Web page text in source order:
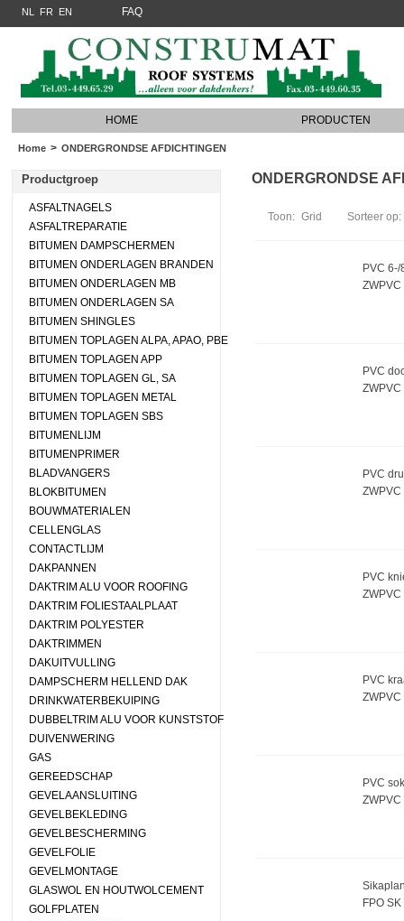
NL FR EN FAQ
HOME PRODUCTEN
Home > ONDERGRONDSE AFDICHTINGEN
Productgroep
ASFALTNAGELS
ASFALTREPARATIE
BITUMEN DAMPSCHERMEN
BITUMEN ONDERLAGEN BRANDEN
BITUMEN ONDERLAGEN MB
BITUMEN ONDERLAGEN SA
BITUMEN SHINGLES
BITUMEN TOPLAGEN ALPA, APAO, PBE
BITUMEN TOPLAGEN APP
BITUMEN TOPLAGEN GL, SA
BITUMEN TOPLAGEN METAL
BITUMEN TOPLAGEN SBS
BITUMENLIJM
BITUMENPRIMER
BLADVANGERS
BLOKBITUMEN
BOUWMATERIALEN
CELLENGLAS
CONTACTLIJM
DAKPANNEN
DAKTRIM ALU VOOR ROOFING
DAKTRIM FOLIESTAALPLAAT
DAKTRIM POLYESTER
DAKTRIMMEN
DAKUITVULLING
DAMPSCHERM HELLEND DAK
DRINKWATERBEKUIPING
DUBBELTRIM ALU VOOR KUNSTSTOF
DUIVENWERING
GAS
GEREEDSCHAP
GEVELAANSLUITING
GEVELBEKLEDING
GEVELBESCHERMING
GEVELFOLIE
GEVELMONTAGE
GLASWOL EN HOUTWOLCEMENT
GOLFPLATEN
ONDERGRONDSE
Toon: Grid Sorteer op:
PVC
ZWPVC
PVC
PVC
PVC
PVC
PVC
FPO